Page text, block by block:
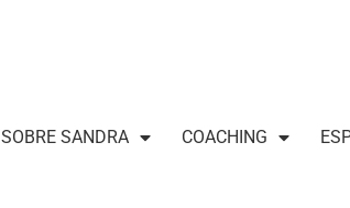
SOBRE SANDRA COACHING